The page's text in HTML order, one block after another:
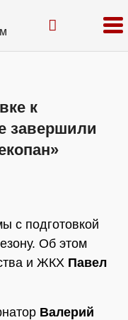
к
завершили
с подготовкой
Об этом
и ЖКХ Павел
Валерий